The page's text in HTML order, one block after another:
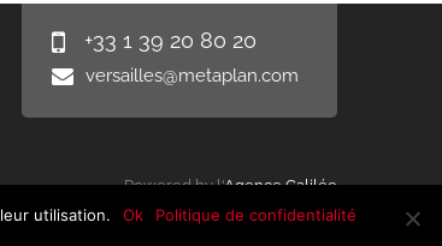
+33 1 39 20 80 20
versailles@metaplan.com
Powered by l'Agence Galilée
utilisation. Ok Politique de confidentialité